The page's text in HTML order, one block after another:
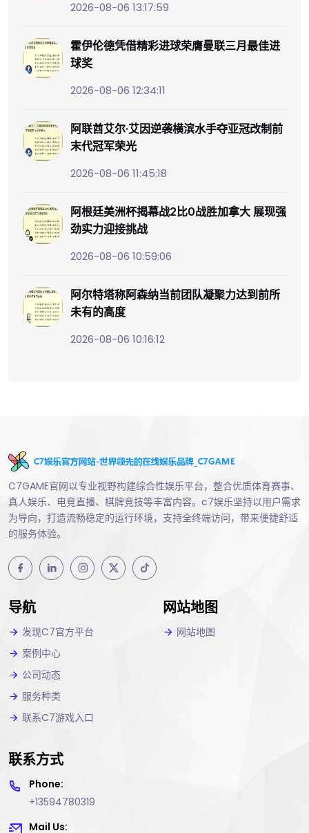
2026-08-06 13:17:59
霍伊伦德凭借精彩进球荣膺曼联三月最佳进
球奖
2026-08-06 12:34:11
阿联酋艾尔·艾因逆袭横滨水手夺亚冠改制前
末代冠军荣光
2026-08-06 11:45:18
阿根廷美洲杯揭幕战2比0战胜加拿大 展现强
劲实力迎接挑战
2026-08-06 10:59:06
阿尔特塔称阿森纳当前团队凝聚力达到前所
未有的高度
2026-08-06 10:16:12
C7GAME官网以专业视野构建综合性娱乐平台，整合优质体育赛事、
真人娱乐、电竞直播、棋牌竞技等丰富内容。c7娱乐坚持以用户需求
为导向，打造流畅稳定的运行环境，支持全终端访问，带来便捷舒适
的服务体验。
导航
发现C7官方平台
案例中心
公司动态
服务种类
联系C7游戏入口
网站地图
网站地图
联系方式
Phone:
+13594780319
Mail Us: